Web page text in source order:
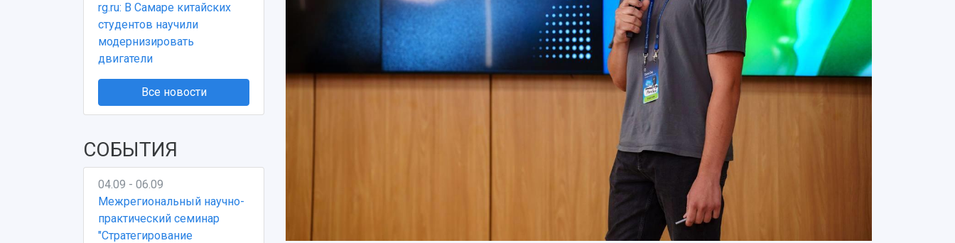
rg.ru: В Самаре китайских
студентов научили
модернизировать
двигатели
Все новости
СОБЫТИЯ
04.09 - 06.09
Межрегиональный научно-
практический семинар
"Стратегирование